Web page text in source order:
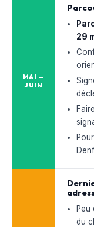
MAI —
JUIN
29
du